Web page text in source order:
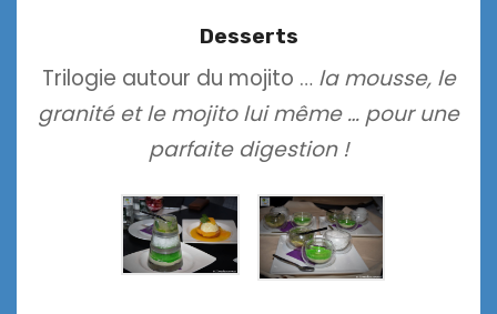
Desserts
Trilogie autour du mojito … la mousse, le
granité et le mojito lui même … pour une
parfaite digestion !